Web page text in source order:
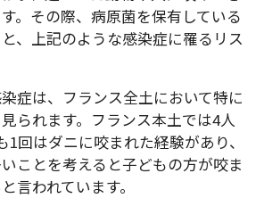
。その際、病原菌を保有している
、上記のような感染症に罹るリス
症は、フランス全土において特に
られます。フランス本土では4人
1回はダニに咬まれた経験があり、
ことを考えると子どもの方が咬ま
言われています。